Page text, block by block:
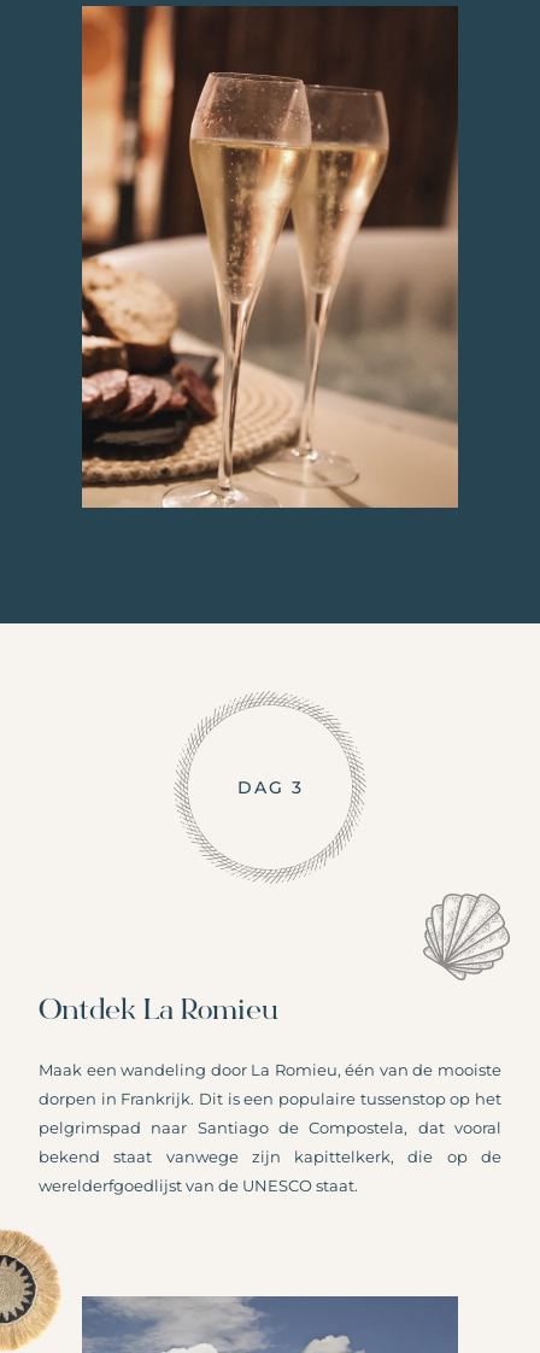
DAG 3
Ontdek La Romieu
Maak een wandeling door La Romieu, één van de mooiste
dorpen in Frankrijk. Dit is een populaire tussenstop op het
pelgrimspad naar Santiago de Compostela, dat vooral
bekend staat vanwege zijn kapittelkerk, die op de
werelderfgoedlijst van de UNESCO staat.